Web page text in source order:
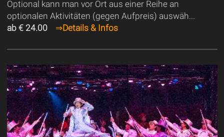
Optional kann man vor Ort aus einer Reihe an
optionalen Aktivitäten (gegen Aufpreis) auswäh...
ab € 24.00
⇒Details & Infos